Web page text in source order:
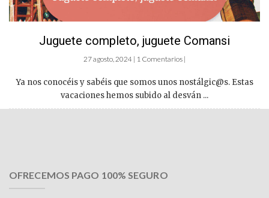
Juguete completo, juguete Comansi
27 agosto, 2024 | 1 Comentarios |
Ya nos conocéis y sabéis que somos unos nostálgic@s. Estas
vacaciones hemos subido al desván ...
OFRECEMOS PAGO 100% SEGURO